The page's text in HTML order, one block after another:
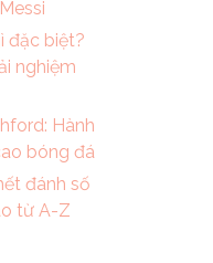
đặc biệt?
nghiệm
Hành
bóng đá
đánh số
từ A-Z